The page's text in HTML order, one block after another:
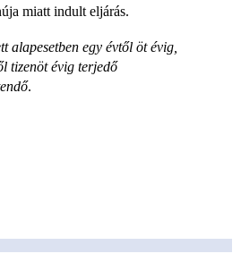
miatt indult eljárás.
alapesetben egy évtől öt évig,
tizenöt évig terjedő
.